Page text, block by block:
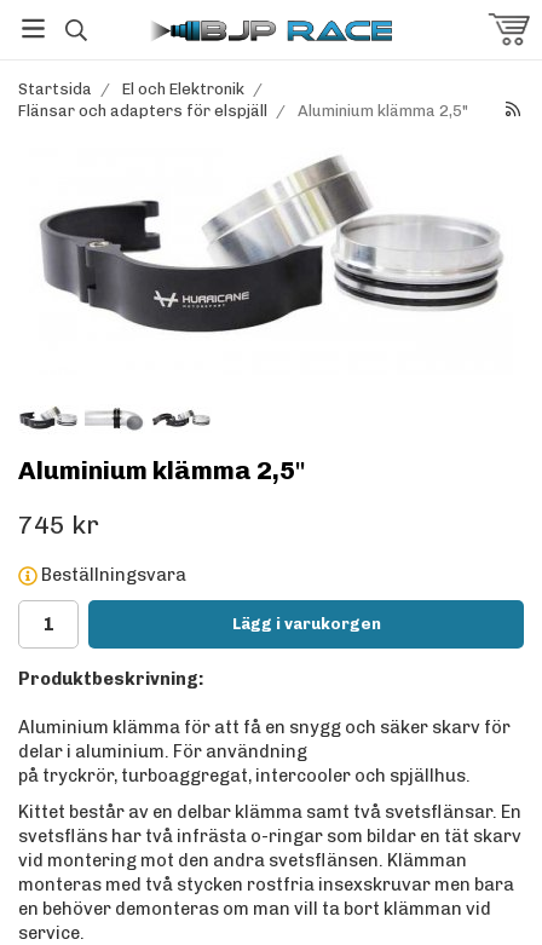
Startsida / El och Elektronik /
Flänsar och adapters för elspjäll
/ Aluminium klämma 2,5"
Aluminium klämma 2,5"
745 kr
Beställningsvara
Lägg i varukorgen
Produktbeskrivning:
Aluminium klämma för att få en snygg och säker skarv för
delar i aluminium. För användning
på tryckrör, turboaggregat, intercooler och spjällhus.
Kittet består av en delbar klämma samt två svetsflänsar. En
svetsfläns har två infrästa o-ringar som bildar en tät skarv
vid montering mot den andra svetsflänsen. Klämman
monteras med två stycken rostfria insexskruvar men bara
en behöver demonteras om man vill ta bort klämman vid
service.